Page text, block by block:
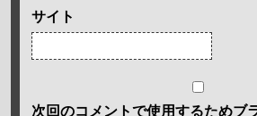
サイト
次回のコメントで使用するためブ